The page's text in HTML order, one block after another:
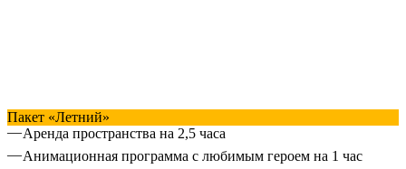
Пакет «Летний»
Аренда пространства на 2,5 часа
Анимационная программа с любимым героем на 1 час